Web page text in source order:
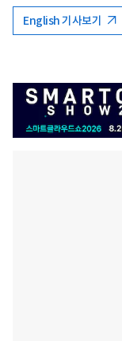
English 기사보기